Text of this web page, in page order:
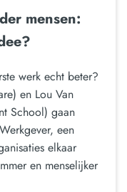
mensen:
werk echt beter?
en Lou Van
School) gaan
een
elkaar
en menselijker